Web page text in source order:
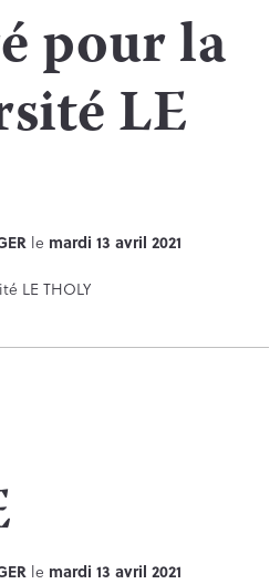
pour la
LE
le mardi 13 avril 2021
le mardi 13 avril 2021